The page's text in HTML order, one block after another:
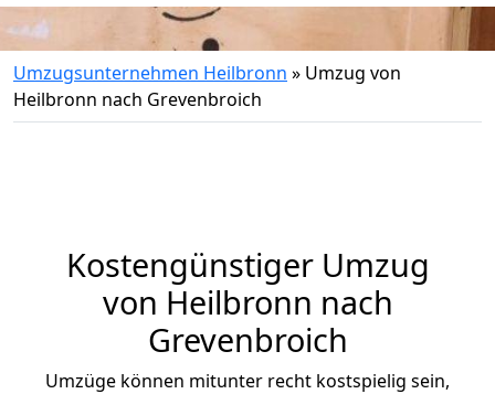
Umzugsunternehmen Heilbronn » Umzug von
Heilbronn nach Grevenbroich
Kostengünstiger Umzug
von Heilbronn nach
Grevenbroich
Umzüge können mitunter recht kostspielig sein,